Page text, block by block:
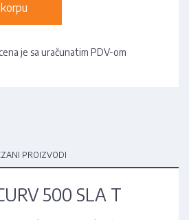
je sa uračunatim PDV-om
PROIZVODI
500 SLA T